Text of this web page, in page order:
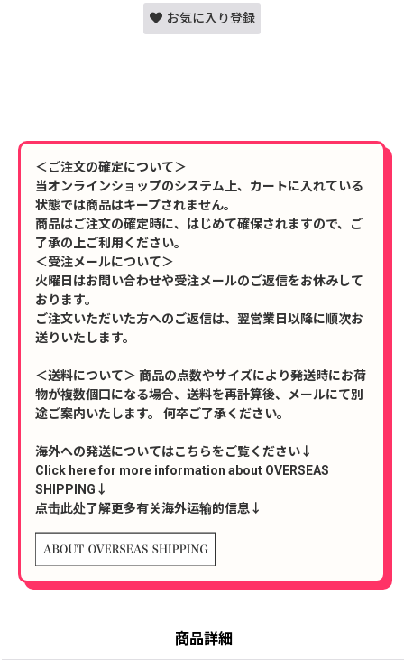
お気に入り登録
＜ご注文の確定について＞
当オンラインショップのシステム上、カートに入れている
状態では商品はキープされません。
商品はご注文の確定時に、はじめて確保されますので、ご
了承の上ご利用ください。
＜受注メールについて＞
火曜日はお問い合わせや受注メールのご返信をお休みして
おります。
ご注文いただいた方へのご返信は、翌営業日以降に順次お
送りいたします。
＜送料について＞ 商品の点数やサイズにより発送時にお荷
物が複数個口になる場合、送料を再計算後、メールにて別
途ご案内いたします。 何卒ご了承ください。
海外への発送についてはこちらをご覧ください↓
Click here for more information about OVERSEAS
SHIPPING↓
点击此处了解更多有关海外运输的信息↓
商品詳細